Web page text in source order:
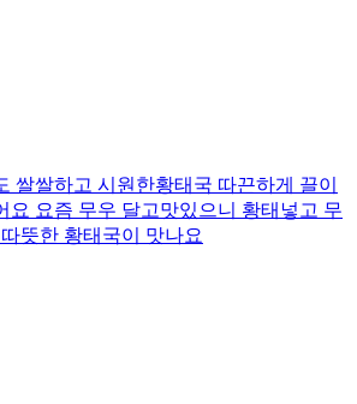
쌀쌀하고 시원한황태국 따끈하게 끌이
요 요즘 무우 달고맛있으니 황태넣고 무
뜻한 황태국이 맛나요